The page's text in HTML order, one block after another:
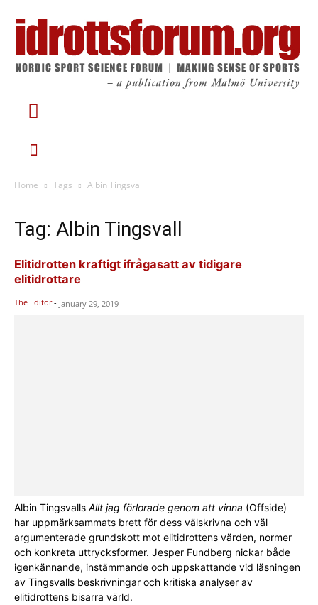
Home Tags Albin Tingsvall
Tag: Albin Tingsvall
Elitidrotten kraftigt ifrågasatt av tidigare
elitidrottare
The Editor - January 29, 2019
Albin Tingsvalls Allt jag förlorade genom att vinna (Offside)
har uppmärksammats brett för dess välskrivna och väl
argumenterade grundskott mot elitidrottens värden, normer
och konkreta uttrycksformer. Jesper Fundberg nickar både
igenkännande, instämmande och uppskattande vid läsningen
av Tingsvalls beskrivningar och kritiska analyser av
elitidrottens bisarra värld.